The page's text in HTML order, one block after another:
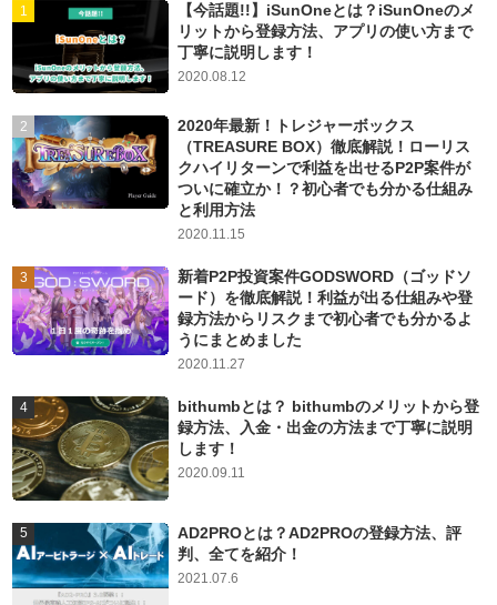
【今話題!!】iSunOneとは？iSunOneのメ
リットから登録方法、アプリの使い方まで
丁寧に説明します！
2020.08.12
2020年最新！トレジャーボックス
（TREASURE BOX）徹底解説！ローリス
クハイリターンで利益を出せるP2P案件が
ついに確立か！？初心者でも分かる仕組み
と利用方法
2020.11.15
新着P2P投資案件GODSWORD（ゴッドソ
ード）を徹底解説！利益が出る仕組みや登
録方法からリスクまで初心者でも分かるよ
うにまとめました
2020.11.27
bithumbとは？ bithumbのメリットから登
録方法、入金・出金の方法まで丁寧に説明
します！
2020.09.11
AD2PROとは？AD2PROの登録方法、評
判、全てを紹介！
2021.07.6